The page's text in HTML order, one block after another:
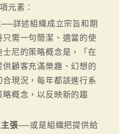
元素：
──詳述組織成立宗旨和期
需一句簡潔、適當的使
尼的策略概念是，「在
顧客充滿樂趣、幻想的
現況，每年都該進行系
概念，以反映新的趨
張──或是組織把提供給